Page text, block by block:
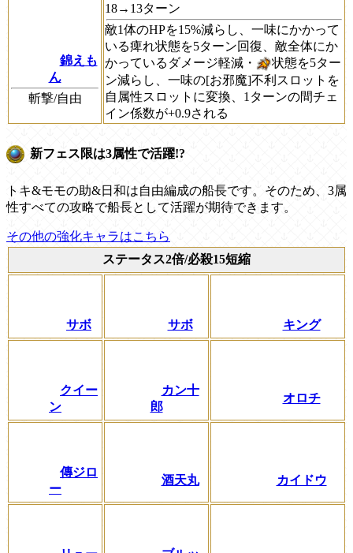
錦えも
ん
斬撃/自由
18→13ターン
敵1体のHPを15%減らし、一味にかかって
いる痺れ状態を5ターン回復、敵全体にか
かっているダメージ軽減・
状態を5ター
ン減らし、一味の[お邪魔]不利スロットを
自属性スロットに変換、1ターンの間チェ
イン係数が+0.9される
新フェス限は3属性で活躍!?
トキ&モモの助&日和は自由編成の船長です。そのため、3属
性すべての攻略で船長として活躍が期待できます。
その他の強化キャラはこちら
ステータス2倍/必殺15短縮
サボ サボ キング
クイー
ン
カン十
郎
オロチ
傳ジロ
ー
酒天丸 カイドウ